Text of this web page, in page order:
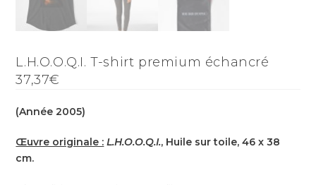
L.H.O.O.Q.I. T-shirt premium échancré
37,37€
(Année 2005)
Œuvre originale : L.H.O.O.Q.I., Huile sur toile, 46 x 38
cm.